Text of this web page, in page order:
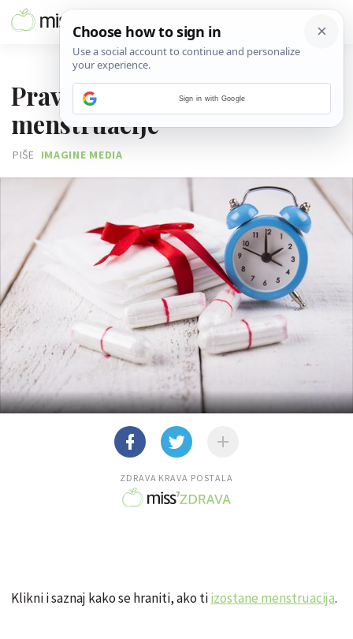
Pravi uzrok izostanka
menstruacije
PIŠE IMAGINE MEDIA
ZDRAVA KRAVA POSTALA
Klikni i saznaj kako se hraniti, ako tiizostane menstruacija.
Sign in with Google